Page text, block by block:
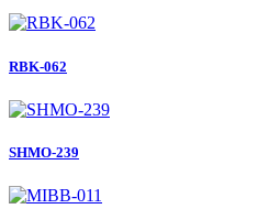
RBK-062
SHMO-239